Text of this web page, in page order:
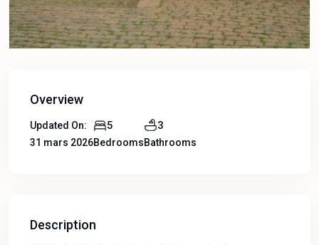
Overview
Updated On:
31 mars 2026
5
Bedrooms
3
Bathrooms
Description